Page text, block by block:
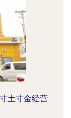
土寸金经营